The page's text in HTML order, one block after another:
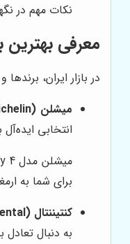
نکات مهم در
معرفی
در بازار ایران،
میشلن (Michelin):
انتخابی
برای شما به
کنتیننتال (Continental):
به دنبال